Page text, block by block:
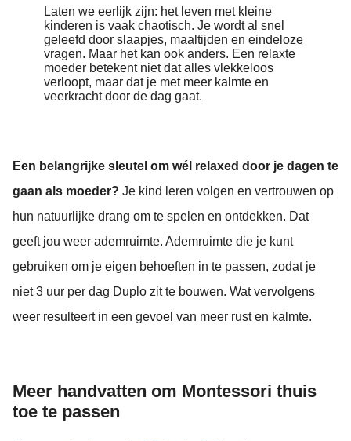
Laten we eerlijk zijn: het leven met kleine
kinderen is vaak chaotisch. Je wordt al snel
geleefd door slaapjes, maaltijden en eindeloze
vragen. Maar het kan ook anders. Een relaxte
moeder betekent niet dat alles vlekkeloos
verloopt, maar dat je met meer kalmte en
veerkracht door de dag gaat.
Een belangrijke sleutel om wél relaxed door je dagen te
gaan als moeder? Je kind leren volgen en vertrouwen op
hun natuurlijke drang om te spelen en ontdekken. Dat
geeft jou weer ademruimte. Ademruimte die je kunt
gebruiken om je eigen behoeften in te passen, zodat je
niet 3 uur per dag Duplo zit te bouwen. Wat vervolgens
weer resulteert in een gevoel van meer rust en kalmte.
Meer handvatten om Montessori thuis
toe te passen